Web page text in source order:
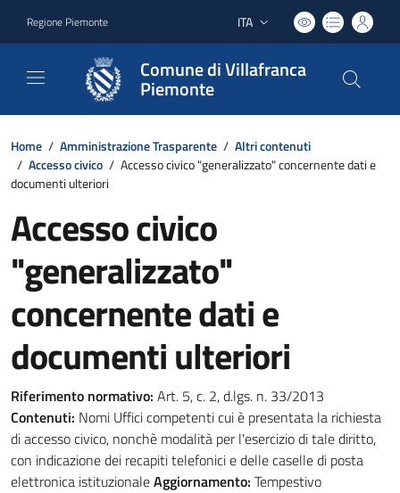
Regione Piemonte Lingua attiva:
ITA
Comune di Villafranca
Piemonte
Home / Amministrazione Trasparente / Altri contenuti
/ Accesso civico / Accesso civico "generalizzato" concernente dati e
documenti ulteriori
Accesso civico
"generalizzato"
concernente dati e
documenti ulteriori
Riferimento normativo: Art. 5, c. 2, d.lgs. n. 33/2013
Contenuti: Nomi Uffici competenti cui è presentata la richiesta
di accesso civico, nonchè modalità per l'esercizio di tale diritto,
con indicazione dei recapiti telefonici e delle caselle di posta
elettronica istituzionaleAggiornamento: Tempestivo